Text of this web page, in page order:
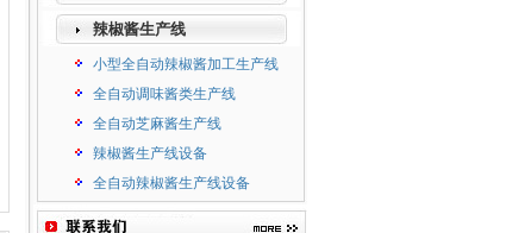
辣椒酱生产线
小型全自动辣椒酱加工生产线
全自动调味酱类生产线
全自动芝麻酱生产线
辣椒酱生产线设备
全自动辣椒酱生产线设备